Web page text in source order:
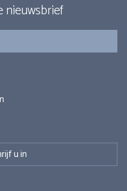
nieuwsbrief